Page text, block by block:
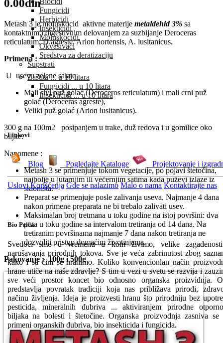
Fungicidi
Herbicidi
Insekticidi
Moluskocidi
Okvašivači
Sredstva za deratizaciju
Supstrati
Zaštita ... u 10 litara
Fungicidi ... u 10 litara
Insekticidi ... u 10 litara
Linkovi
Blog Pogledajte Kataloge Projektovanje i
Uslovi Korišćenja Gde se nalazimo Malo o nama Kontaktirajte nas
Bio Priča
Svedoci smo u vremenu u kom živimo, velike
narušavanja prirodnih tokova. Sve je veća zabrinutost zbog
kako i sa čim se hranimo. Koliko konvencionlan način
hrane utiče na naše zdravlje? S tim u vezi u svetu se razvija i
sve veći prostor koncet bio odnosno organska proizvidnja.
predstavlja povratak tradiciji koja nas približava prirodi,
načinu življenja. Ideja je proizvesti hranu što prirodniju bez
pesticida, mineralnih đubriva ... aktiviranjem prirodne
biljaka na bolesti i štetočine. Organska proizvodnja zasniva se
primeni organskih đubriva, bio insekticida i fungicida.
0.00din
Metash 3 je moluskocid aktivne materije metaldehid 3% sa
kontaktnim i digestivnim delovanjem za suzbijanje Deroceras
reticulatum, D.agreste, Arion hortensis, A. lusitanicus.
Primena :
U usevu zelene salate
Mali sivi puž golać (Deroceros reticulatum) i mali crni puž
golać (Deroceras agreste),
Veliki puž golać (Arion lusitanicus).
300 g na 100m2 posipanjem u trake, duž redova i u gomilice oko
biljke.
Napomene :
Metash 3 se primenjuje tokom vegetacije, po pojavi štetočina,
najbolje u jutarnjim ili večernjim satima kada puževi izlaze iz
skloništa.
Preparat se primenjuje posle zalivanja useva. Najmanje 4 dana
nakon primene preparata ne bi trebalo zalivati usev.
Maksimalan broj tretmana u toku godine na istoj površini: dva
puta u toku godine sa intervalom tretiranja od 14 dana. Na
tretiranim površinama najmanje 7 dana nakon tretiranja ne
dozvoliti pristup domaćim životinjama.
Pakovanje : 100g i 500g